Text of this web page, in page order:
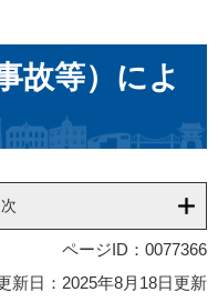
故等）によ
ページID：0077366
新日：2025年8月18日更新